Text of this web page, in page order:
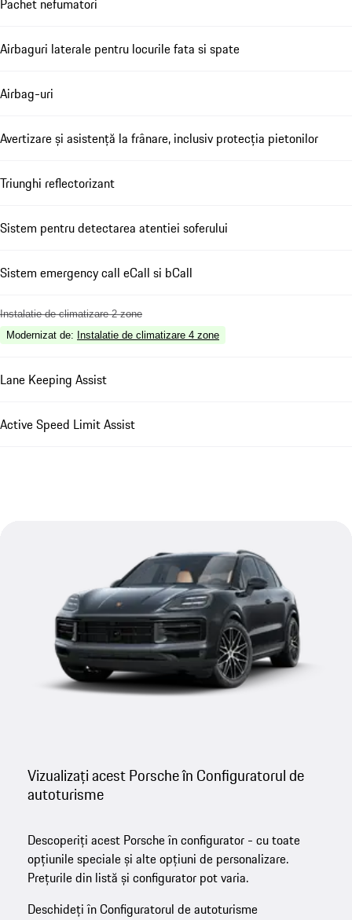
Pachet nefumatori
Airbaguri laterale pentru locurile fata si spate
Airbag-uri
Avertizare și asistență la frânare, inclusiv protecția pietonilor
Triunghi reflectorizant
Sistem pentru detectarea atentiei soferului
Sistem emergency call eCall si bCall
Instalatie de climatizare 2 zone
Modernizat de: Instalatie de climatizare 4 zone
Lane Keeping Assist
Active Speed Limit Assist
Vizualizați acest Porsche în Configuratorul de
autoturisme
Descoperiți acest Porsche în configurator - cu toate
opțiunile speciale și alte opțiuni de personalizare.
Prețurile din listă și configurator pot varia.
Deschideți în Configuratorul de autoturisme